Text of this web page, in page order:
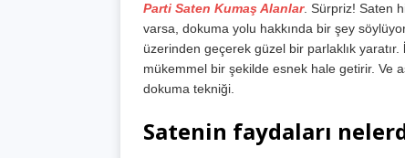
Parti Saten Kumaş Alanlar. Sürpriz! Saten
varsa, dokuma yolu hakkında bir şey
üzerinden geçerek güzel bir parlaklık yaratır.
mükemmel bir şekilde esnek hale getirir. Ve
dokuma tekniği.
Satenin faydaları